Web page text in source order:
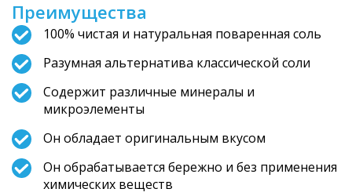
Преимущества
100% чистая и натуральная поваренная соль
Разумная альтернатива классической соли
Содержит различные минералы и
микроэлементы
Он обладает оригинальным вкусом
Он обрабатывается бережно и без применения
химических веществ